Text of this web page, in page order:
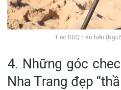
Tiệc BBQ trên biển
4. Những góc
Nha Trang đẹp